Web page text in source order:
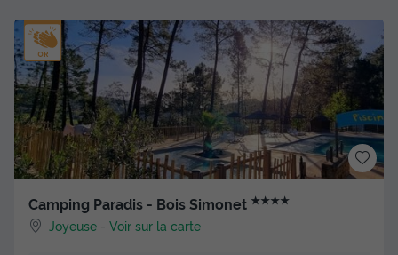
Camping Paradis - Bois Simonet ★★★★
Joyeuse -Voir sur la carte